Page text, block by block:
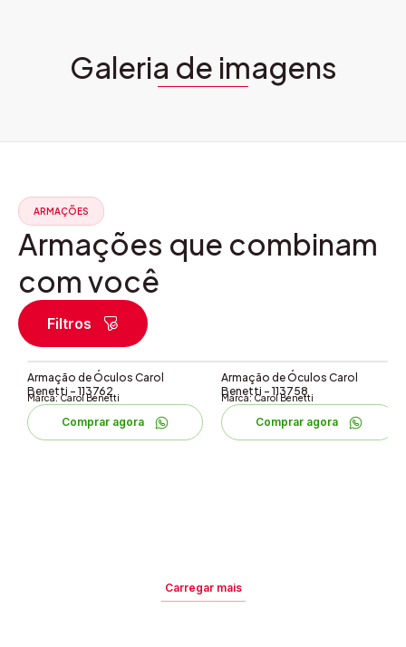
Galeria de imagens
ARMAÇÕES
Armações que combinam
com você
Filtros
Armação de Óculos Carol
Benetti – 113762
Marca: Carol Benetti
Comprar agora
Armação de Óculos Carol
Benetti – 113758
Marca: Carol Benetti
Comprar agora
Carregar mais